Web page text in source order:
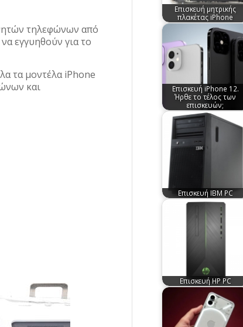
τηλεφώνων από
εγγυηθούν για το
τα μοντέλα iPhone
και
Επισκευή μητρικής
πλακέτας iPhone
Επισκευή iPhone 12.
Ήρθε το τέλος των
επισκευών;
Επισκευή IBM PC
Επισκευή HP PC